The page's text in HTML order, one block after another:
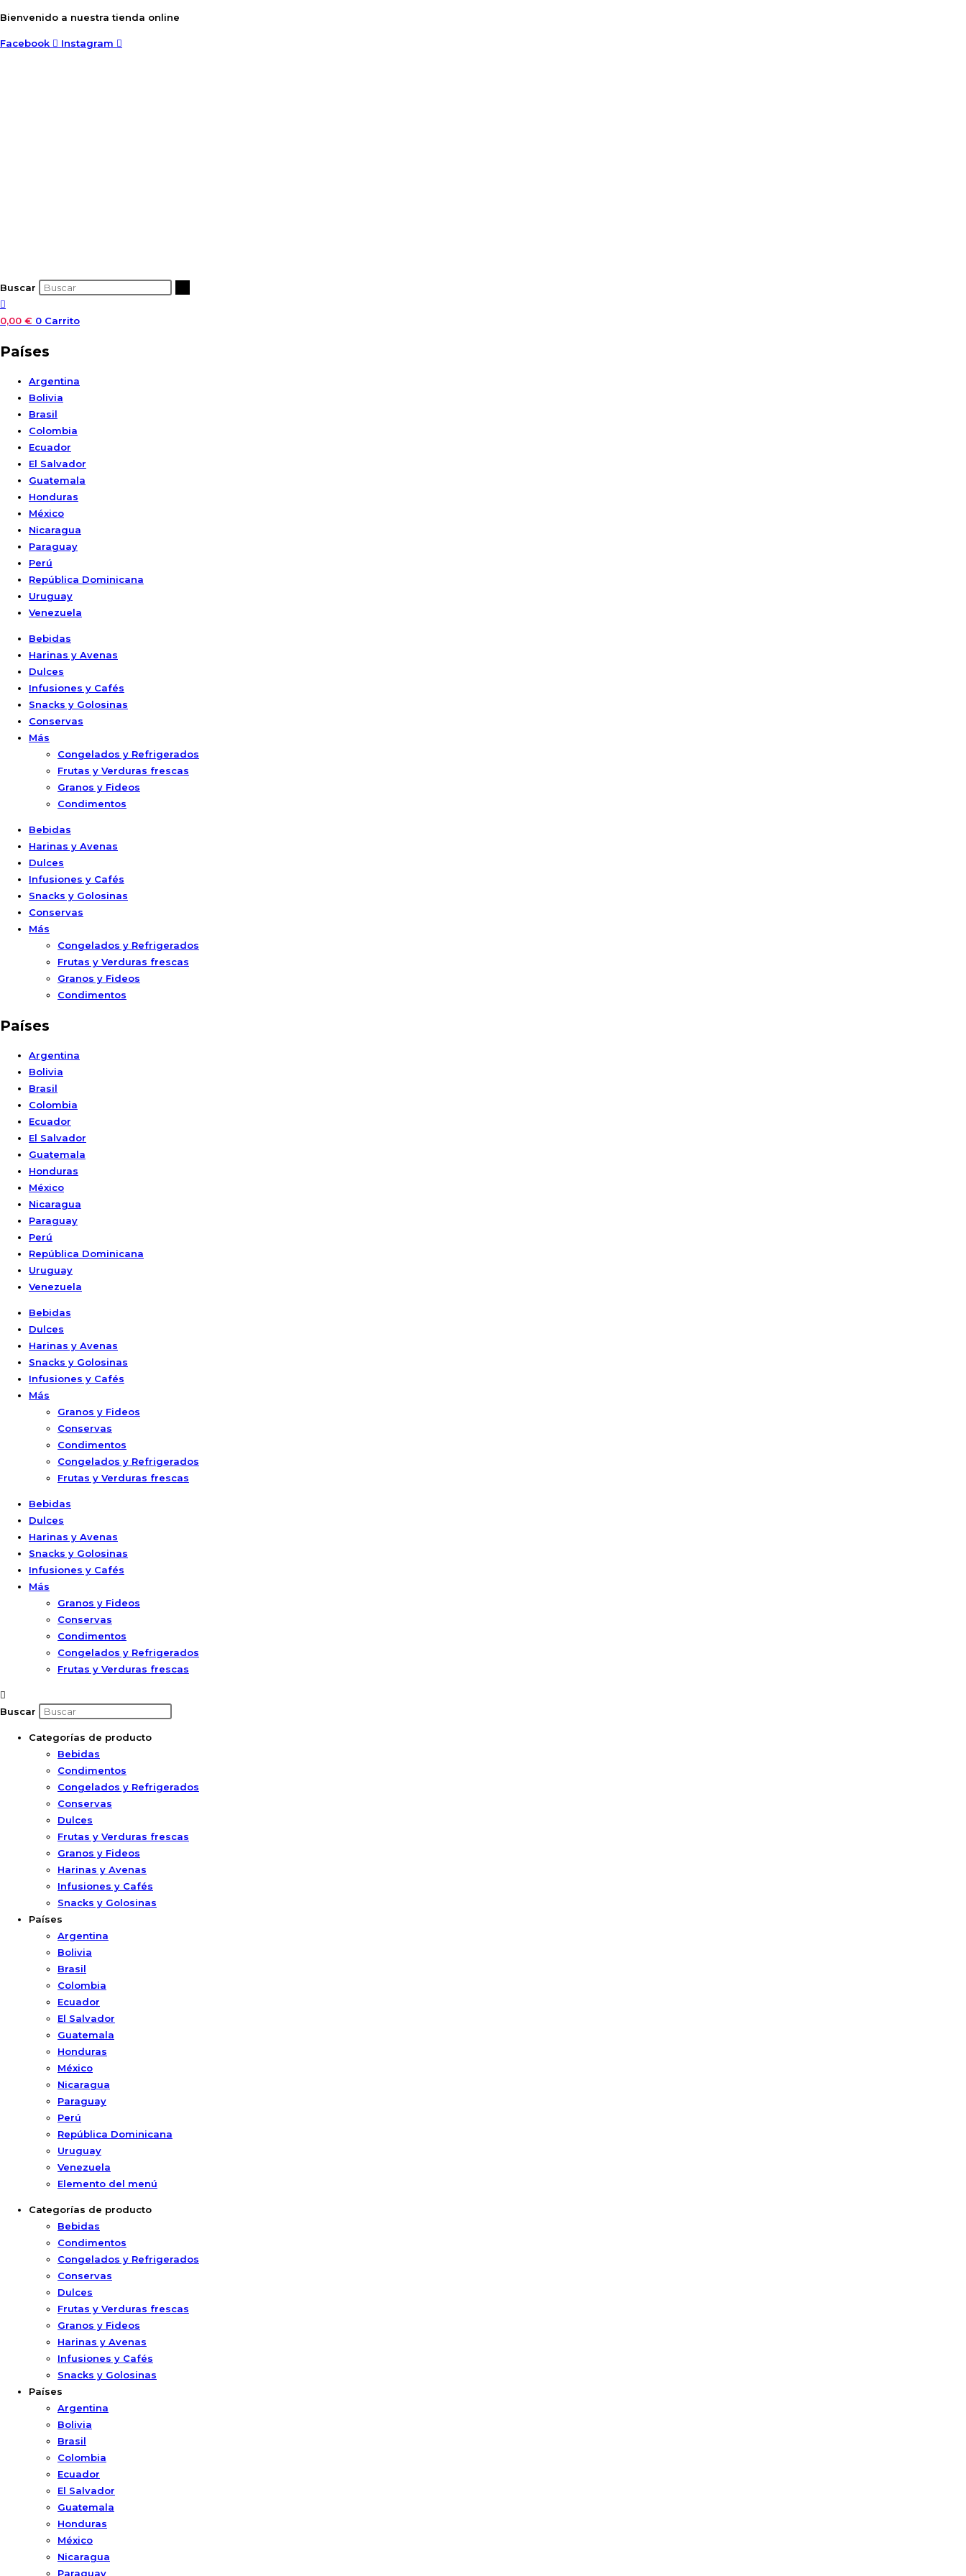
Ir
contenido
Bienvenido a nuestra tienda online
Facebook Instagram
Buscar
0,00 € 0 Carrito
Países
Argentina
Bolivia
Brasil
Colombia
Ecuador
El Salvador
Guatemala
Honduras
México
Nicaragua
Paraguay
Perú
República Dominicana
Uruguay
Venezuela
Bebidas
Harinas y Avenas
Dulces
Infusiones y Cafés
Snacks y Golosinas
Conservas
Más
Congelados y Refrigerados
Frutas y Verduras frescas
Granos y Fideos
Condimentos
Bebidas
Harinas y Avenas
Dulces
Infusiones y Cafés
Snacks y Golosinas
Conservas
Más
Congelados y Refrigerados
Frutas y Verduras frescas
Granos y Fideos
Condimentos
Países
Argentina
Bolivia
Brasil
Colombia
Ecuador
El Salvador
Guatemala
Honduras
México
Nicaragua
Paraguay
Perú
República Dominicana
Uruguay
Venezuela
Bebidas
Dulces
Harinas y Avenas
Snacks y Golosinas
Infusiones y Cafés
Más
Granos y Fideos
Conservas
Condimentos
Congelados y Refrigerados
Frutas y Verduras frescas
Bebidas
Dulces
Harinas y Avenas
Snacks y Golosinas
Infusiones y Cafés
Más
Granos y Fideos
Conservas
Condimentos
Congelados y Refrigerados
Frutas y Verduras frescas
Buscar
Categorías de producto
Bebidas
Condimentos
Congelados y Refrigerados
Conservas
Dulces
Frutas y Verduras frescas
Granos y Fideos
Harinas y Avenas
Infusiones y Cafés
Snacks y Golosinas
Países
Argentina
Bolivia
Brasil
Colombia
Ecuador
El Salvador
Guatemala
Honduras
México
Nicaragua
Paraguay
Perú
República Dominicana
Uruguay
Venezuela
Elemento del menú
Categorías de producto
Bebidas
Condimentos
Congelados y Refrigerados
Conservas
Dulces
Frutas y Verduras frescas
Granos y Fideos
Harinas y Avenas
Infusiones y Cafés
Snacks y Golosinas
Países
Argentina
Bolivia
Brasil
Colombia
Ecuador
El Salvador
Guatemala
Honduras
México
Nicaragua
Paraguay